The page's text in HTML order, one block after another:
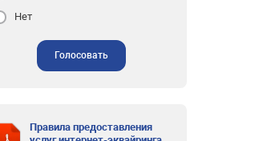
Нет
Голосовать
Правила предоставления